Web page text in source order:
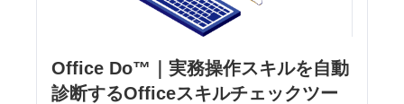
Office Do™｜実務操作スキルを自動
診断するOfficeスキルチェックツー